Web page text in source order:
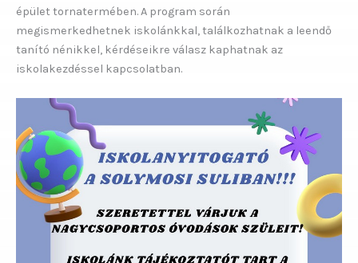
épület tornatermében. A program során
megismerkedhetnek iskolánkkal, találkozhatnak a leendő
tanító nénikkel, kérdéseikre válasz kaphatnak az
iskolakezdéssel kapcsolatban.